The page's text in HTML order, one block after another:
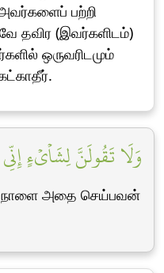
பற்றி
தவிர (இவர்களிடம்)
ஒருவரிடமும்
وَلَا تَقُولَنَّ لِشَاْيۡءٍ
நாளை அதை செய்பவன்